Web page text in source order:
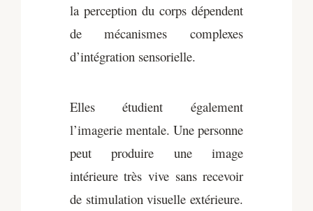
la perception du corps dépendent
de mécanismes complexes
d’intégration sensorielle.
Elles étudient également
l’imagerie mentale. Une personne
peut produire une image
intérieure très vive sans recevoir
de stimulation visuelle extérieure.